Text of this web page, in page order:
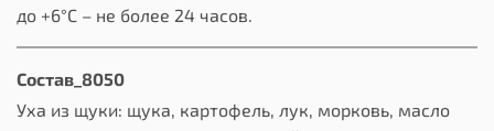
до +6°С – не более 24 часов.
Состав_8050
Уха из щуки: щука, картофель, лук, морковь, масло